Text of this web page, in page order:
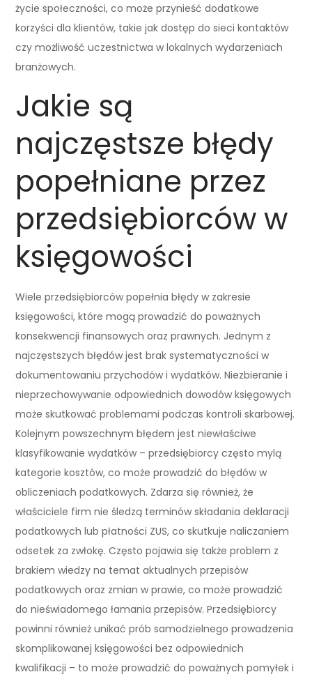
życie społeczności, co może przynieść dodatkowe
korzyści dla klientów, takie jak dostęp do sieci kontaktów
czy możliwość uczestnictwa w lokalnych wydarzeniach
branżowych.
Jakie są
najczęstsze błędy
popełniane przez
przedsiębiorców w
księgowości
Wiele przedsiębiorców popełnia błędy w zakresie
księgowości, które mogą prowadzić do poważnych
konsekwencji finansowych oraz prawnych. Jednym z
najczęstszych błędów jest brak systematyczności w
dokumentowaniu przychodów i wydatków. Niezbieranie i
nieprzechowywanie odpowiednich dowodów księgowych
może skutkować problemami podczas kontroli skarbowej.
Kolejnym powszechnym błędem jest niewłaściwe
klasyfikowanie wydatków – przedsiębiorcy często mylą
kategorie kosztów, co może prowadzić do błędów w
obliczeniach podatkowych. Zdarza się również, że
właściciele firm nie śledzą terminów składania deklaracji
podatkowych lub płatności ZUS, co skutkuje naliczaniem
odsetek za zwłokę. Często pojawia się także problem z
brakiem wiedzy na temat aktualnych przepisów
podatkowych oraz zmian w prawie, co może prowadzić
do nieświadomego łamania przepisów. Przedsiębiorcy
powinni również unikać prób samodzielnego prowadzenia
skomplikowanej księgowości bez odpowiednich
kwalifikacji – to może prowadzić do poważnych pomyłek i